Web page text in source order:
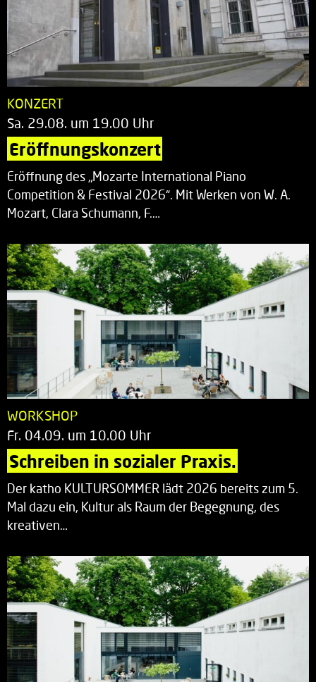
KONZERT
Sa. 29.08. um 19.00 Uhr
Eröffnungskonzert
Eröffnung des „Mozarte International Piano
Competition & Festival 2026“. Mit Werken von W. A.
Mozart, Clara Schumann, F.…
WORKSHOP
Fr. 04.09. um 10.00 Uhr
Schreiben in sozialer Praxis.
Der katho KULTURSOMMER lädt 2026 bereits zum 5.
Mal dazu ein, Kultur als Raum der Begegnung, des
kreativen…